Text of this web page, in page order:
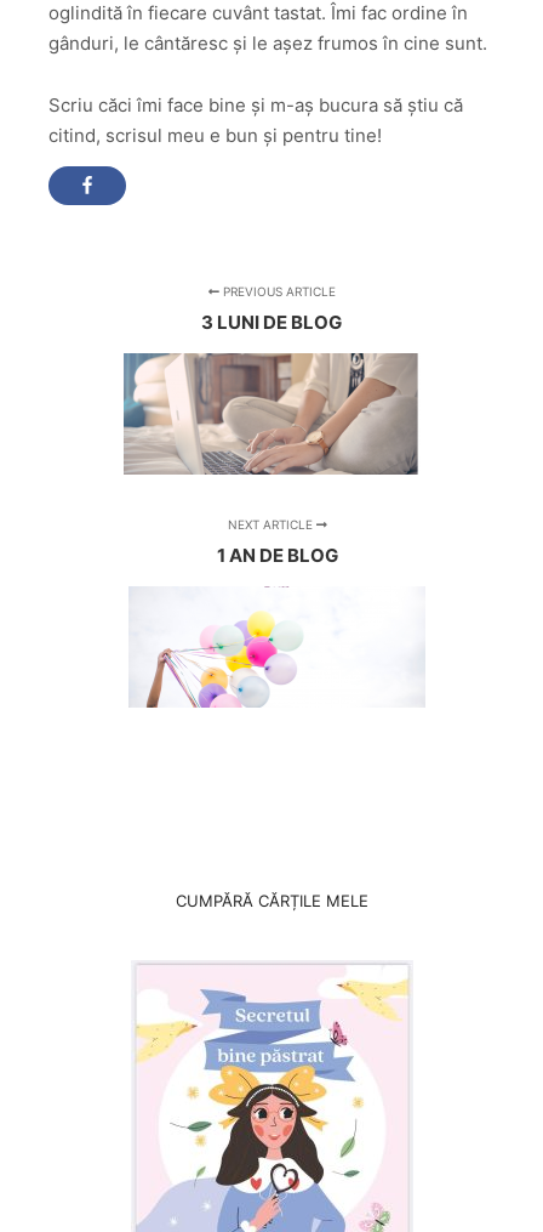
oglindită în fiecare cuvânt tastat. Îmi fac ordine în
gânduri, le cântăresc și le așez frumos în cine sunt.
Scriu căci îmi face bine și m-aș bucura să știu că
citind, scrisul meu e bun și pentru tine!
PREVIOUS ARTICLE
3 LUNI DE BLOG
NEXT ARTICLE
1 AN DE BLOG
CUMPĂRĂ CĂRȚILE MELE